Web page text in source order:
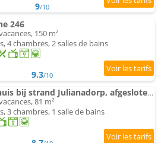
9/10
246
150 m²
4 chambres, 2 salles de bains
9.3/10
Vakantiehuis bij strand Julianadorp, afgesloten tuin & hond welkom, mobiele AIRCO
81 m²
3 chambres, 1 salle de bains